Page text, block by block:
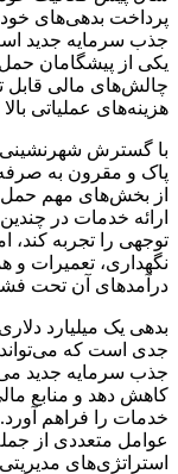
پرداخت بدهی‌های خود
جذب سرمایه جدید
یکی از پیشگامان
چالش‌های مالی قابل
هزینه‌های عملیاتی
با گسترش شهرنشینی
پاک و مقرون به
از بخش‌های مهم حمل
ارائه خدمات در
توجهی را تجربه کند،
نگهداری، تعمیرات
درآمدهای آن تحت
بدهی یک میلیارد
جدی است که می‌تواند
جذب سرمایه جدید
کاهش دهد و منابع
خدمات را فراهم
عوامل متعددی از
استراتژی‌های